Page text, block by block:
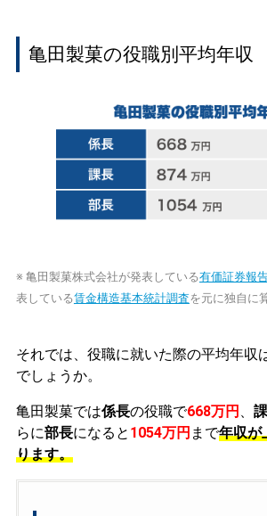
亀田製菓の役職別平均年収
※ 亀田製菓株式会社が発表している有価証券報
表している賃金構造基本統計調査を元に独自に
それでは、役職に就いた際の平均年収
でしょうか。
亀田製菓では係長の役職で668万円
らに部長になると 1054万円 まで年収が
ります。